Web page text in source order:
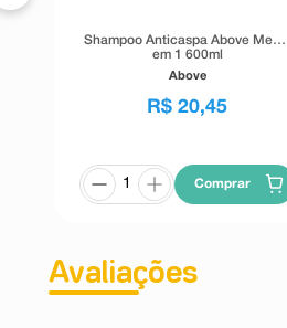
Shampoo Anticaspa Above Men 4
em 1 600ml
Above
R$ 20,45
Comprar
Avaliações